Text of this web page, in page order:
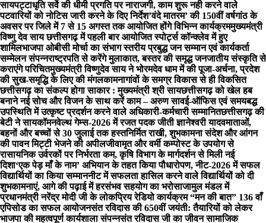
सायपट्टाधृति सर्वे की धीमी प्रगति पर नाराजगी, काम शुरू नही करने वाले
पटवारियों को नोटिस जारी करने के दिए निर्देश’वंदे मातरम’ की 150वीं वर्षगांठ के
अवसर पर जिले में 7 से 15 अगस्त तक आयोजित होंगे विभिन्न कार्यक्रममुख्यमंत्री
विष्णु देव साय छत्तीसगढ़ में पहली बार आयोजित स्पोर्ट्स कॉन्क्लेव में हुए
शामिलभाजपा ओबीसी मोर्चा का संभाग स्तरीय प्रबुद्ध जन सम्मान एवं कार्यकर्ता
सम्मेलन संपन्नराष्ट्रपति से करेंगे मुलाकात, बस्तर की समृद्ध जनजातीय संस्कृति से
कराएंगे परिचितमुख्यमंत्री विष्णुदेव साय ने भोरमदेव धाम में की पूजा-अर्चना, प्रदेश
की सुख-समृद्धि के लिए की मंगलकामनागांवों के समग्र विकास से ही विकसित
छत्तीसगढ़ का संकल्प होगा साकार : मुख्यमंत्री श्री सायछत्तीसगढ़ को खेल हब
बनाने नई सोच और विजन के साथ करें काम – अरुण सावई-ऑफिस एवं समयबद्ध
उपस्थिति में उत्कृष्ट प्रदर्शन करने वाले अधिकारी-कर्मचारी सम्मानितछत्तीसगढ़ की
बेटी ने सायकॉमनवेल्थ गेम्स-2026 में रजत पदक जीती ज्ञानेश्वरी यादवमाताओं,
बहनों और बच्चों से 30 जुलाई तक हस्तनिर्मित राखी, शुभकामना संदेश और आंगन
की पावन मिट्टी भेजने की अपीलजीवामृत और वर्मी कम्पोस्ट के उपयोग से
रासायनिक उर्वरकों पर निर्भरता कम, कृषि विभाग के मार्गदर्शन से मिली नई
दिशा‘एक पेड़ माँ के नाम’ अभियान के तहत किया पौधारोपण, नीट-2026 में सफल
विद्यार्थियों का किया सम्माननीट में सफलता हासिल करने वाले विद्यार्थियों को दी
शुभकामनाएं, आगे की पढ़ाई में हरसंभव सहयोग का भरोसाजामुल मंडल में
प्रधानमंत्री नरेंद्र मोदी जी के लोकप्रिय रेडियो कार्यक्रम “मन की बात” 136 वाँ
एपिसोड का सफल आयोजनसंत रविदास की 650वीं जयंती: तैयारियों को लेकर
भाजपा की महत्वपूर्ण कार्यशाला संपन्नसंत रविदास जी का जीवन सामाजिक